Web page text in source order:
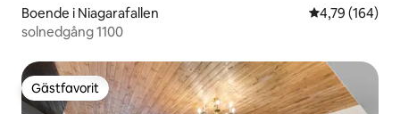
Boende i Niagarafallen 4,79 av 5 i
4,79 (164)
solnedgång 1100
Gästfavorit
Gästfavorit